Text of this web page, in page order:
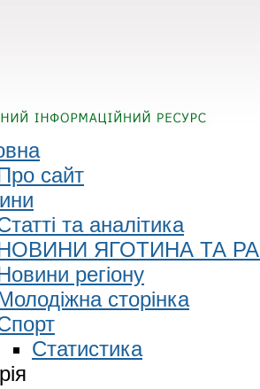
сайт
та аналітика
ЯГОТИНА ТА
регіону
сторінка
Статистика